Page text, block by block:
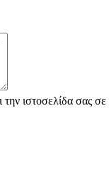
ιστοσελίδα σας